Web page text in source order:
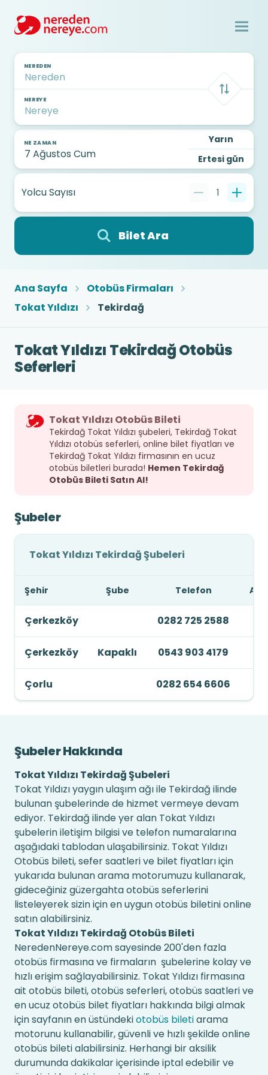
NEREDEN
NEREYE
NE ZAMAN
Yarın
Ertesi gün
Yolcu Sayısı 1
Bilet Ara
Ana Sayfa
Otobüs Firmaları
Tokat Yıldızı
Tekirdağ
Tokat Yıldızı Tekirdağ Otobüs
Seferleri
Tokat Yıldızı Otobüs Bileti
Tekirdağ Tokat Yıldızı şubeleri, Tekirdağ Tokat
Yıldızı otobüs seferleri, online bilet fiyatları ve
Tekirdağ Tokat Yıldızı firmasının en ucuz
otobüs biletleri burada! Hemen Tekirdağ
Otobüs Bileti Satın Al!
Şubeler
Tokat Yıldızı Tekirdağ Şubeleri
Şehir Şube Telefon
Çerkezköy 0282 725 2588
Çerkezköy Kapaklı 0543 903 4179
Çorlu 0282 654 6606
Şubeler Hakkında
Tokat Yıldızı Tekirdağ Şubeleri
Tokat Yıldızı yaygın ulaşım ağı ile Tekirdağ ilinde
bulunan şubelerinde de hizmet vermeye devam
ediyor. Tekirdağ ilinde yer alan Tokat Yıldızı
şubelerin iletişim bilgisi ve telefon numaralarına
aşağıdaki tablodan ulaşabilirsiniz. Tokat Yıldızı
Otobüs bileti, sefer saatleri ve bilet fiyatları için
yukarıda bulunan arama motorumuzu kullanarak,
gideceğiniz güzergahta otobüs seferlerini
listeleyerek sizin için en uygun otobüs biletini online
satın alabilirsiniz.
Tokat Yıldızı Tekirdağ Otobüs Bileti
NeredenNereye.com sayesinde 200'den fazla
otobüs firmasına ve firmaların şubelerine kolay ve
hızlı erişim sağlayabilirsiniz. Tokat Yıldızı firmasına
ait otobüs bileti, otobüs seferleri, otobüs saatleri ve
en ucuz otobüs bilet fiyatları hakkında bilgi almak
için sayfanın en üstündekiotobüs biletiarama
motorunu kullanabilir, güvenli ve hızlı şekilde online
otobüs bileti alabilirsiniz. Herhangi bir aksilik
durumunda dakikalar içerisinde iptal edebilir ve